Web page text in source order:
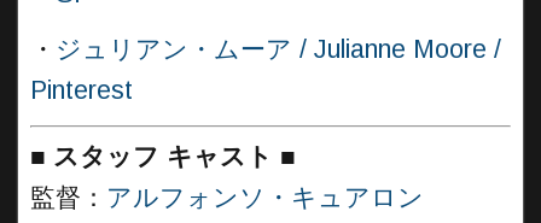
・ ジュリアン・ムーア / Julianne Moore /
Pinterest
■ スタッフ キャスト ■
監督： アルフォンソ・キュアロン